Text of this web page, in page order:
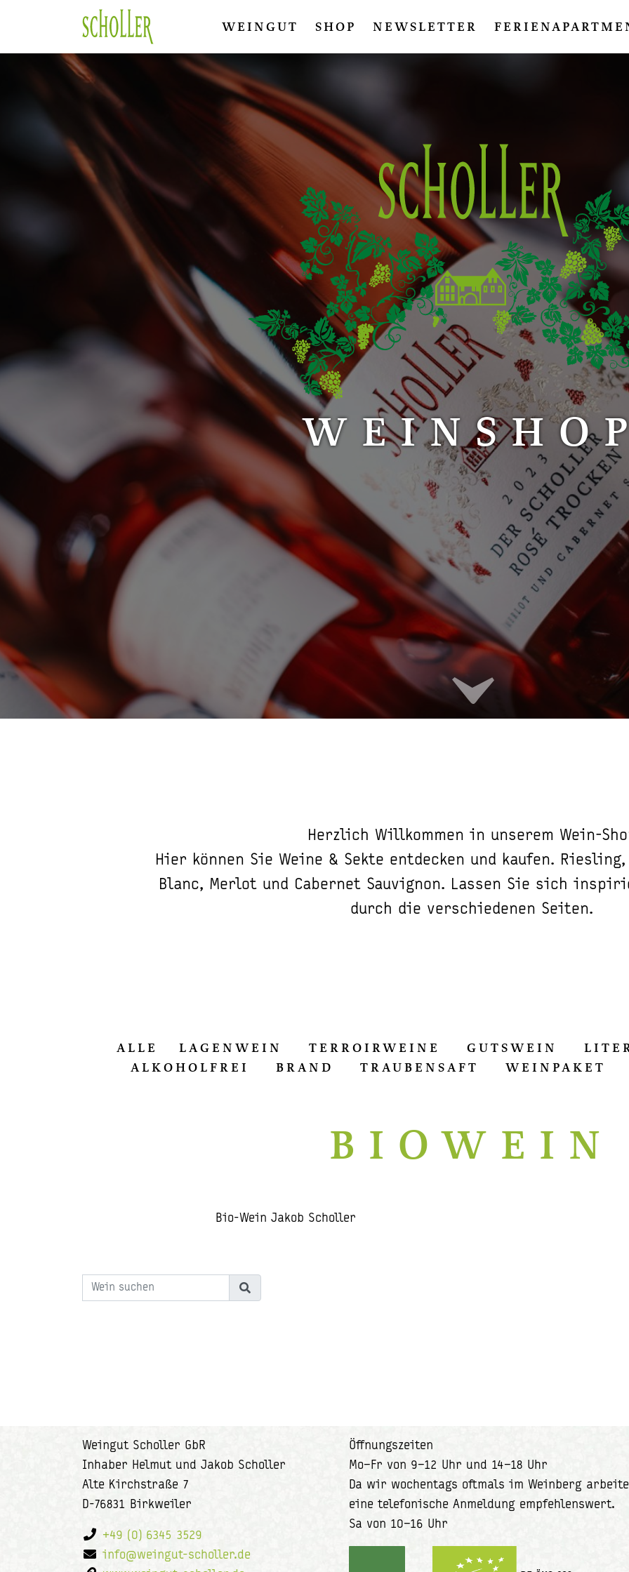
WEINGUT SHOP NEWSLETTER
Herzlich Willkommen in unserem Wein-
Hier können Sie Weine & Sekte entdecken und kaufen. Riesling,
Blanc, Merlot und Cabernet Sauvignon. Lassen Sie sich
durch die verschiedenen Seiten.
ALLE LAGENWEIN TERROIRWEINE GUTSWEIN
ALKOHOLFREI
BRAND TRAUBENSAFT WEINPAKET
BIOWEIN
Bio-Wein Jakob Scholler
Weingut Scholler GbR
Inhaber Helmut und Jakob Scholler
Alte Kirchstraße 7
D-76831 Birkweiler
+49 (0) 6345 3529
info@weingut-scholler.de
Öffnungszeiten
Mo–Fr von 9–12 Uhr und 14–18 Uhr
Da wir wochentags oftmals im Weinberg
eine telefonische Anmeldung empfehlenswert.
Sa von 10–16 Uhr